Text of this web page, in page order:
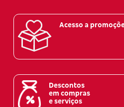
Acesso a
Descontos
em compras
e serviços